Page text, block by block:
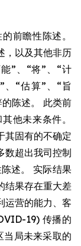
前瞻性陈述。
，以及其他非历
”、“将”、“计
、“估算”、“旨
陈述。 此类前
他未来条件。
其固有的不确定
数超出我司控制
述。 实际结果
结果存在重大差
运营的能力、客
19) 传播的
局未来采取的